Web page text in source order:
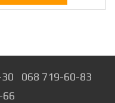
068 719-60-83
66